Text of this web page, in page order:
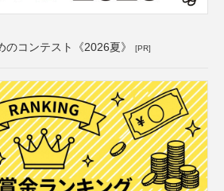
のコンテスト《2026夏》 [PR]